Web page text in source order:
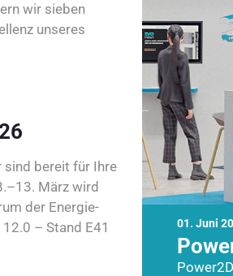
01. Juni
wir sieben
unseres
bereit für Ihre
März wird
der Energie-
– Stand E41